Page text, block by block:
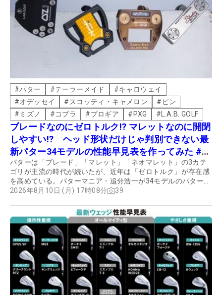
#パター #テーラーメイド #キャロウェイ
#オデッセイ # スコッティ・キャメロン # ピン
# ミズノ #コブラ #プロギア # PXG # L.A.B. GOLF
ブレードなのにゼロトルク!? マレットなのに開閉
しやすい!? ヘッド形状だけじゃ判別できない最
新パター34モデルの性能早見表を作ってみた #ギ
アカタログ2026
パターは「ブレード」「マレット」「ネオマレット」の3カテ
ゴリが主流の時代が続いたが、近年は「ゼロトルク」が存在感
を高めている。パターマニア・追分浩一が34モデルのパターを
分析し、4カテゴリに分類してくれた。
2026年8月10日 (月) 17時08分 39